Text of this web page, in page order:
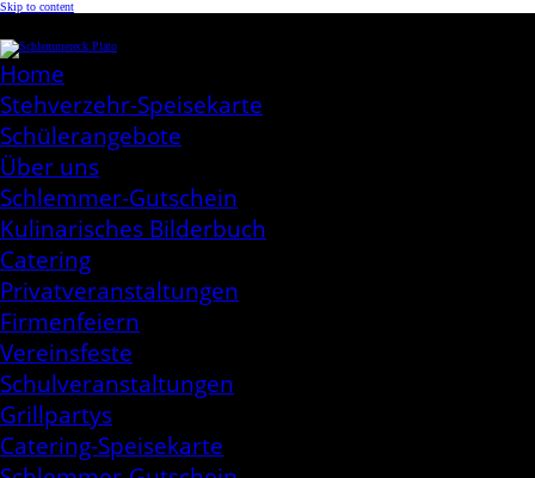
Skip to content
Home
Stehverzehr-Speisekarte
Schülerangebote
Über uns
Schlemmer-Gutschein
Kulinarisches Bilderbuch
Catering
Privatveranstaltungen
Firmenfeiern
Vereinsfeste
Schulveranstaltungen
Grillpartys
Catering-Speisekarte